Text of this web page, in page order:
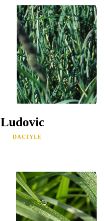
Ludovic
DACTYLE